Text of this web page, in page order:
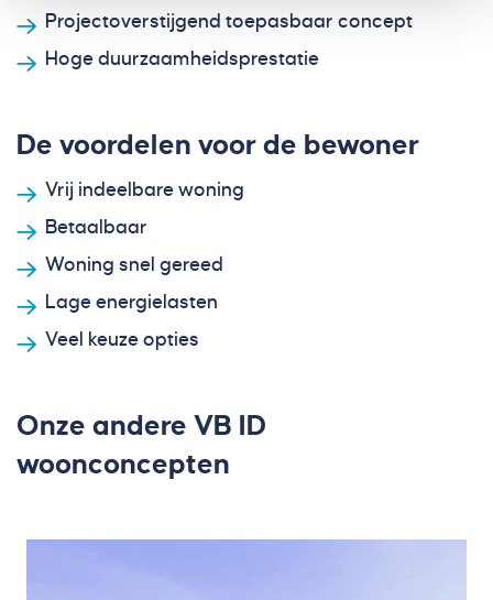
Projectoverstijgend toepasbaar concept
Hoge duurzaamheidsprestatie
De voordelen voor de bewoner
Vrij indeelbare woning
Betaalbaar
Woning snel gereed
Lage energielasten
Veel keuze opties
Onze andere VB ID
woonconcepten